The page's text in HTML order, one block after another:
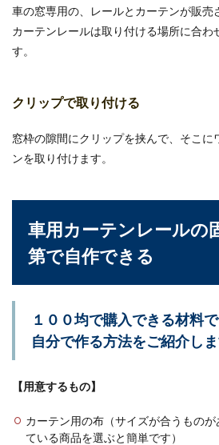
車中泊をする際に必
す。市販されている
車の窓専用の、レールとカーテンが販売
カーテンレールは取り付ける場所に合わ
す。
クリップで取り付ける
窓枠の隙間にクリップを挟んで、そこに
ンを取り付けます。
車用カーテンレールの
第で自作できる
１００均で購入できる材料
自分で作る方法をご紹介しま
【用意するもの】
カーテン用の布（サイズが合うもの
ている商品を選ぶと簡単です）